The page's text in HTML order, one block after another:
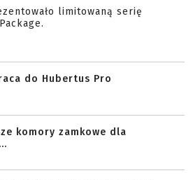
limitowaną serię
do Hubertus Pro
komory zamkowe dla